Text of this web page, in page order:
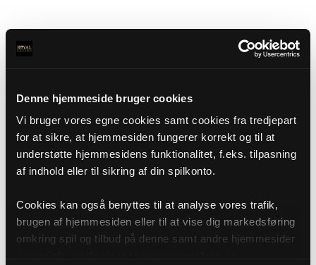
Denne hjemmeside bruger cookies
Vi bruger vores egne cookies samt cookies fra tredjepart
for at sikre, at hjemmesiden fungerer korrekt og til at
understøtte hjemmesidens funktionalitet, f.eks. tilpasning
af indhold eller til sikring af din spilkonto.
Cookies kan også benyttes til at analyse vores trafik,
brugen af hjemmesiden eller til at vise dig markedsføring
omkring spil og tilbud på denne samt andre hjemmesider